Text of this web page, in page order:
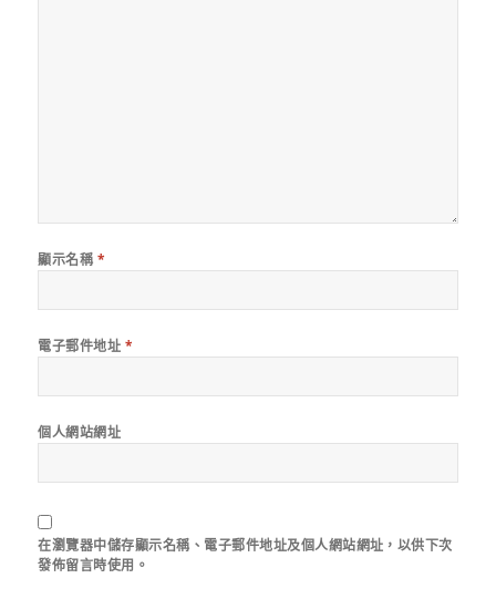
顯示名稱 *
電子郵件地址 *
個人網站網址
在瀏覽器中儲存顯示名稱、電子郵件地址及個人網站網址，以供下次
發佈留言時使用。